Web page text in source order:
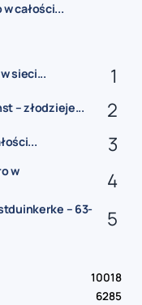
całości...
sieci...
– złodzieje...
w
– 63-
10018
6285